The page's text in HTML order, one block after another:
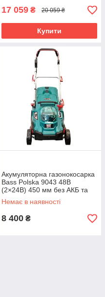
17 059 ₴ 20 059 ₴
Купити
Акумуляторна газонокосарка
Bass Polska 9043 48В
(2×24В) 450 мм без АКБ та
ЗП
Немає в наявності
8 400 ₴